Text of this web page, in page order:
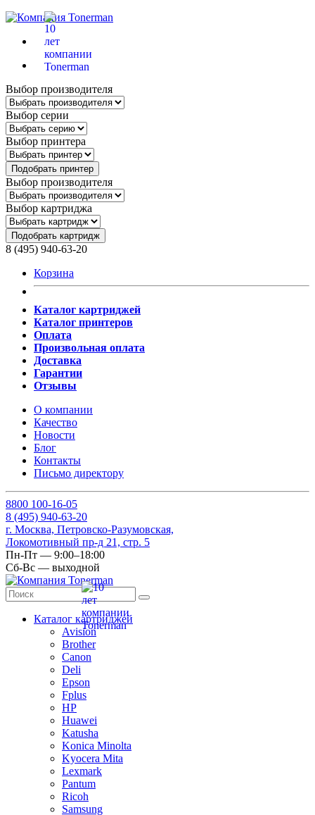
Выбор производителя
Выбор серии
Выбор принтера
Подобрать принтер
Выбор производителя
Выбор картриджа
Подобрать картридж
8 (495) 940-63-20
Корзина
Каталог картриджей
Каталог принтеров
Оплата
Произвольная оплата
Доставка
Гарантии
Отзывы
О компании
Качество
Новости
Блог
Контакты
Письмо директору
8800 100-16-05
8 (495) 940-63-20
г. Москва, Петровско-Разумовская,
Локомотивный пр-д 21, стр. 5
Пн-Пт — 9:00–18:00
Сб-Вс — выходной
Каталог картриджей
Avision
Brother
Canon
Deli
Epson
Fplus
HP
Huawei
Katusha
Konica Minolta
Kyocera Mita
Lexmark
Pantum
Ricoh
Samsung